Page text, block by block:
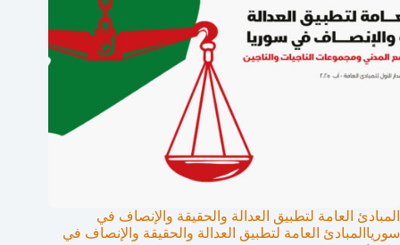
المبادئ العامة لتطبيق العدالة والحقيقة والإنصاف في
سورياالمبادئ العامة لتطبيق العدالة والحقيقة والإنصاف في